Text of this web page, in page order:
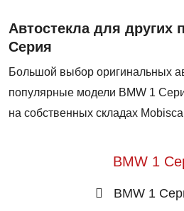
Автостекла для других
Серия
Большой выбор оригинальных
популярные модели BMW 1
на собственных складах
BMW 1
BMW 1